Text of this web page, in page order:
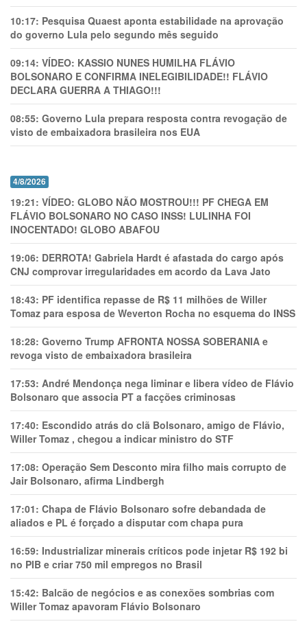
10:17: Pesquisa Quaest aponta estabilidade na aprovação
do governo Lula pelo segundo mês seguido
09:14: VÍDEO: KASSIO NUNES HUMlLHA FLÁVIO
BOLSONARO E CONFIRMA INELEGIBILIDADE!! FLÁVIO
DECLARA GUERRA A THIAGO!!!
08:55: Governo Lula prepara resposta contra revogação de
visto de embaixadora brasileira nos EUA
4/8/2026
19:21: VÍDEO: GLOBO NÃO MOSTROU!!! PF CHEGA EM
FLÁVIO BOLSONARO NO CASO INSS! LULINHA FOI
INOCENTADO! GLOBO ABAFOU
19:06: DERROTA! Gabriela Hardt é afastada do cargo após
CNJ comprovar irregularidades em acordo da Lava Jato
18:43: PF identifica repasse de R$ 11 milhões de Willer
Tomaz para esposa de Weverton Rocha no esquema do INSS
18:28: Governo Trump AFRONTA NOSSA SOBERANIA e
revoga visto de embaixadora brasileira
17:53: André Mendonça nega liminar e libera vídeo de Flávio
Bolsonaro que associa PT a facções criminosas
17:40: Escondido atrás do clã Bolsonaro, amigo de Flávio,
Willer Tomaz , chegou a indicar ministro do STF
17:08: Operação Sem Desconto mira filho mais corrupto de
Jair Bolsonaro, afirma Lindbergh
17:01: Chapa de Flávio Bolsonaro sofre debandada de
aliados e PL é forçado a disputar com chapa pura
16:59: Industrializar minerais críticos pode injetar R$ 192 bi
no PIB e criar 750 mil empregos no Brasil
15:42: Balcão de negócios e as conexões sombrias com
Willer Tomaz apavoram Flávio Bolsonaro